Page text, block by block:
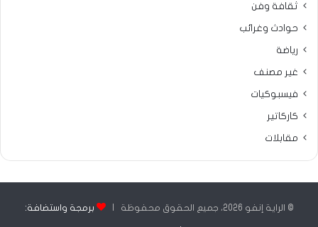
ثقافة وفن
حوادث وغرائب
رياضة
غير مصنف
فيسبوكيات
كاركاتير
مقابلات
© الراية إنفو 2026، جميع الحقوق محفوظة | برمجة واستضافة: